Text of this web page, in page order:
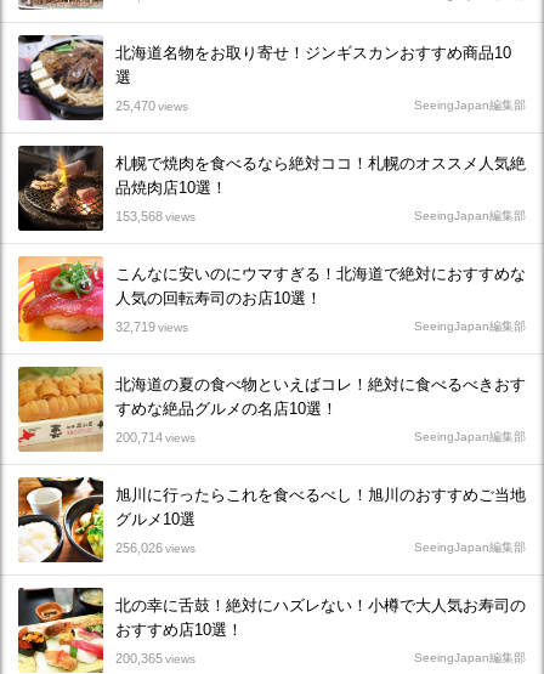
北海道名物をお取り寄せ！ジンギスカンおすすめ商品10
選
25,470views SeeingJapan編集部
札幌で焼肉を食べるなら絶対ココ！札幌のオススメ人気絶
品焼肉店10選！
153,568views SeeingJapan編集部
こんなに安いのにウマすぎる！北海道で絶対におすすめな
人気の回転寿司のお店10選！
32,719views SeeingJapan編集部
北海道の夏の食べ物といえばコレ！絶対に食べるべきおす
すめな絶品グルメの名店10選！
200,714views SeeingJapan編集部
旭川に行ったらこれを食べるべし！旭川のおすすめご当地
グルメ10選
256,026views SeeingJapan編集部
北の幸に舌鼓！絶対にハズレない！小樽で大人気お寿司の
おすすめ店10選！
200,365views SeeingJapan編集部